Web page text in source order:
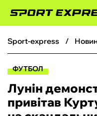
ФУТБОЛ
БОКС
sport-express
ФУТБОЛ
Лунін
привітав